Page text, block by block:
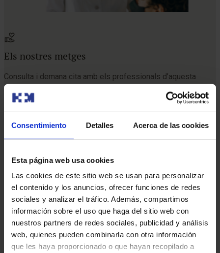
Consentimiento Detalles Acerca de las cookies
Esta página web usa cookies
Las cookies de este sitio web se usan para personalizar
el contenido y los anuncios, ofrecer funciones de redes
sociales y analizar el tráfico. Además, compartimos
información sobre el uso que haga del sitio web con
nuestros partners de redes sociales, publicidad y análisis
web, quienes pueden combinarla con otra información
que les haya proporcionado o que hayan recopilado a
Els nostres metges
Consulta i demana cita amb els professionals d’aquesta
especialitat
Demana cita